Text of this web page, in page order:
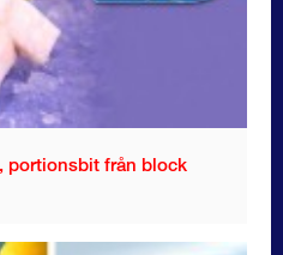
portionsbit från block